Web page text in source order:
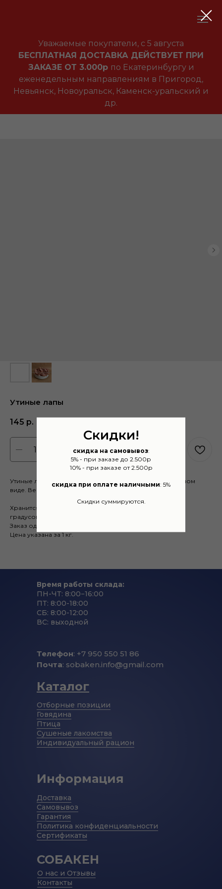
Скидки!
скидка на самовывоз:
5% - при заказе до 2.500р
10% - при заказе от 2.500р
скидка при оплате наличными: 5%
Скидки суммируются.
Уважаемые покупатели, с 5 августа
БЕСПЛАТНАЯ ДОСТАВКА ДЕЙСТВУЕТ ПРИ
ЗАКАЗЕ ОТ 3.000р по Екатеринбургу и
еженедельным направлениям в Пригород,
Невьянск, Новоуральск, Каменск-уральский и
др.
Утиные лапы
145 р.
BUY NOW
Утиные лапы очищены от верхнего слоя в замороженном
виде. Вес одной лапы примерно 15-20 гр.
Хранится в холодильной камере при температуре -18
градусов.
Заказ одной позиции от 1 кг.
Цена указана за 1 кг.
О нас и Отзывы
Контакты
Время работы склада:
ПН-ЧТ: 8:00−16:00
ПТ: 8:00-18:00
СБ: 8:00-12:00
ВС: выходной
Каталог
Отборные позиции
Говядина
Птица
Сушеные лакомства
Индивидуальный рацион
Информация
Доставка
Самовывоз
Гарантия
Политика конфиденциальности
Сертификаты
СОБАКЕН
Телефон: +7 950 550 51 86
Почта: sobaken.info@gmail.com